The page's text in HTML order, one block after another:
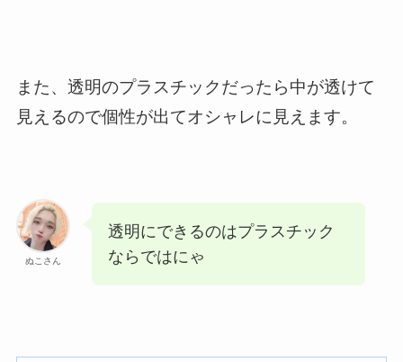
また、透明のプラスチックだったら中が透けて
見えるので個性が出てオシャレに見えます。
ぬこさん
透明にできるのはプラスチック
ならではにゃ